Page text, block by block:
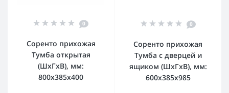
0
Соренто прихожая
Тумба открытая
(ШхГхВ), мм:
800х385х400
0
Соренто прихожая
Тумба с дверцей и
ящиком (ШхГхВ), мм:
600х385х985